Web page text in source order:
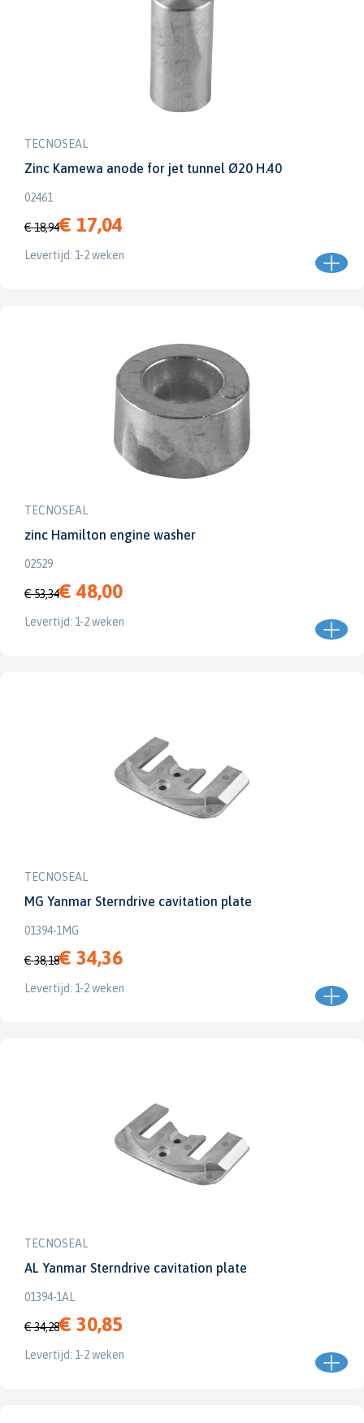
TECNOSEAL
Zinc Kamewa anode for jet tunnel Ø20 H.40
02461
€ 18,94€ 17,04
Levertijd: 1-2 weken
TECNOSEAL
zinc Hamilton engine washer
02529
€ 53,34€ 48,00
Levertijd: 1-2 weken
TECNOSEAL
MG Yanmar Sterndrive cavitation plate
01394-1MG
€ 38,18€ 34,36
Levertijd: 1-2 weken
TECNOSEAL
AL Yanmar Sterndrive cavitation plate
01394-1AL
€ 34,28€ 30,85
Levertijd: 1-2 weken